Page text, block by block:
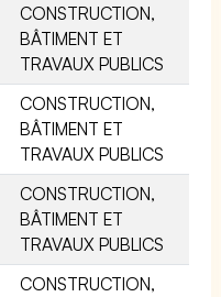
CONSTRUCTION,
BÂTIMENT ET
TRAVAUX PUBLICS
CONSTRUCTION,
BÂTIMENT ET
TRAVAUX PUBLICS
CONSTRUCTION,
BÂTIMENT ET
TRAVAUX PUBLICS
CONSTRUCTION,